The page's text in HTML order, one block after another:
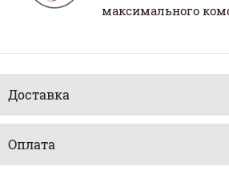
максимального
Доставка
Оплата